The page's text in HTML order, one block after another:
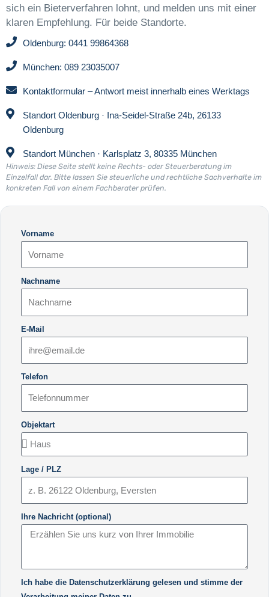
sich ein Bieterverfahren lohnt, und melden uns mit einer
klaren Empfehlung. Für beide Standorte.
Oldenburg: 0441 99864368
München: 089 23035007
Kontaktformular – Antwort meist innerhalb eines Werktags
Standort Oldenburg · Ina-Seidel-Straße 24b, 26133
Oldenburg
Standort München · Karlsplatz 3, 80335 München
Hinweis: Diese Seite stellt keine Rechts- oder Steuerberatung im
Einzelfall dar. Bitte lassen Sie steuerliche und rechtliche Sachverhalte im
konkreten Fall von einem Fachberater prüfen.
Vorname
Nachname
E-Mail
Telefon
Objektart
Lage / PLZ
Ihre Nachricht (optional)
Ich habe die Datenschutzerklärung gelesen und stimme der